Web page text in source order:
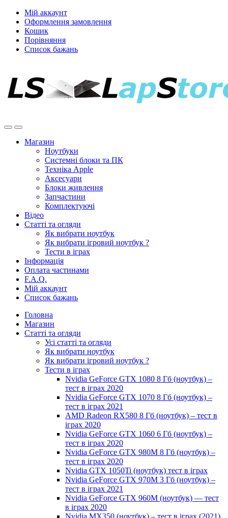
Мій аккаунт
Оформлення замовлення
Кошик
Порівняння
Список бажань
Магазин
Ноутбуки
Системні блоки та ПК
Техніка Apple
Аксесуари
Блоки живлення
Запчастини
Комплектуючі
Відео
Статті та огляди
Як вибрати ноутбук
Як вибрати ігровий ноутбук ?
Тести в іграх
Інформація
Оплата частинами
F.A.Q.
Мій аккаунт
Список бажань
Головна
Магазин
Статті та огляди
Усі статті та огляди
Як вибрати ноутбук
Як вибрати ігровий ноутбук ?
Тести в іграх
Nvidia GeForce GTX 1080 8 Гб (ноутбук) –
тест в іграх 2020
Nvidia GeForce GTX 1070 8 Гб (ноутбук) –
тест в іграх 2021
AMD Radeon RX580 8 Гб (ноутбук) – тест в
іграх 2020
Nvidia GeForce GTX 1060 6 Гб (ноутбук) –
тест в іграх 2020
Nvidia GeForce GTX 980M 8 Гб (ноутбук) –
тест в іграх 2020
Nvidia GTX 1050Ti (ноутбук) тест в іграх
Nvidia GeForce GTX 970M 3 Гб (ноутбук) –
тест в іграх 2021
Nvidia GeForce GTX 960M (ноутбук) — тест
в іграх 2020
Nvidia MX350 (ноутбук) – тест в іграх (2021),